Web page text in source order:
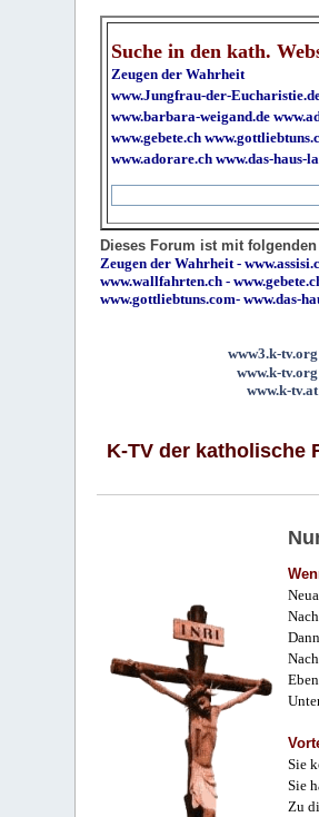
Suche in den kath.
Zeugen der Wahrheit
www.Jungfrau-der-
www.barbara-weigand.de
www.gebete.ch
www.adorare.ch www.das-haus-
Dieses Forum ist mit
Zeugen der Wahrheit-
www.wallfahrten.ch -
www.gottliebtuns.com-www.das-
www3.k-tv.org
www.k-tv.org
www.k-tv.at
K-TV der katholische
Sie
Sie
Zu